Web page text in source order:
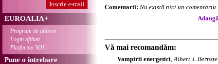
EUROALIA+
Program de afiliere
Login afiliați
Platforma SOL
Pune o întrebare
Comentarii: Nu există nici un
Vă mai recomandăm:
Vampirii energetici,Albert J.